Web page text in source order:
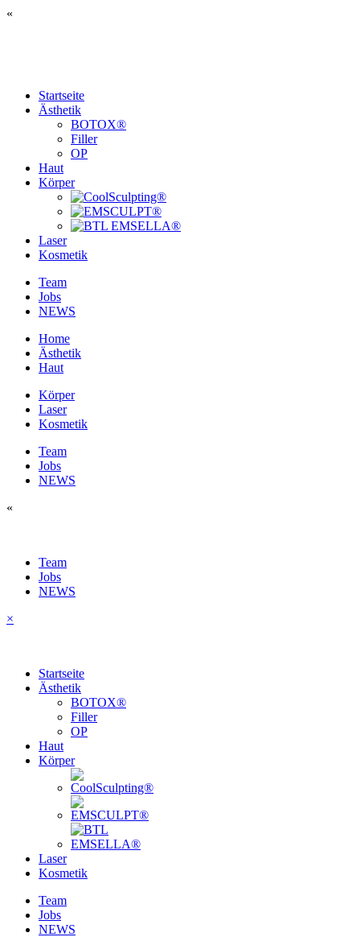
«
Startseite
Ästhetik
BOTOX®
Filler
OP
Haut
Körper
Laser
Kosmetik
Team
Jobs
NEWS
Home
Ästhetik
Haut
Körper
Laser
Kosmetik
Team
Jobs
NEWS
«
Team
Jobs
NEWS
×
Startseite
Ästhetik
BOTOX®
Filler
OP
Haut
Körper
Laser
Kosmetik
Team
Jobs
NEWS